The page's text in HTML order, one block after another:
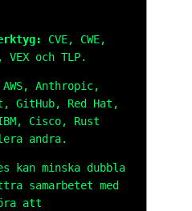
CVE, CWE,
VEX och TLP.
AWS, Anthropic,
GitHub, Red Hat,
Cisco, Rust
andra.
kan minska dubbla
samarbetet med
att